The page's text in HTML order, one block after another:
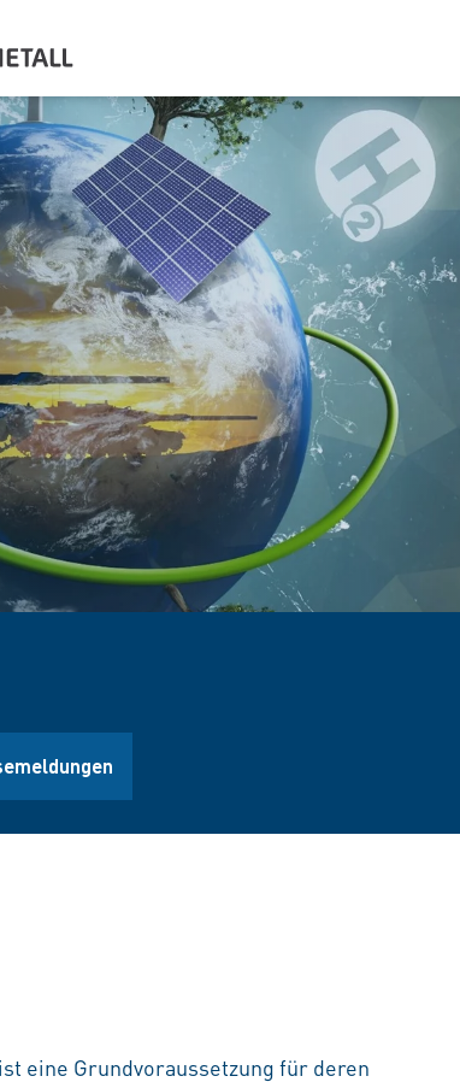
eine Grundvoraussetzung für deren